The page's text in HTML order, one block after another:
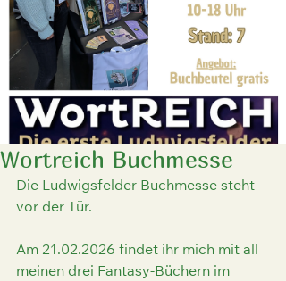
Wortreich Buchmesse
Die Ludwigsfelder Buchmesse steht
vor der Tür.
Am 21.02.2026 findet ihr mich mit all
meinen drei Fantasy-Büchern im